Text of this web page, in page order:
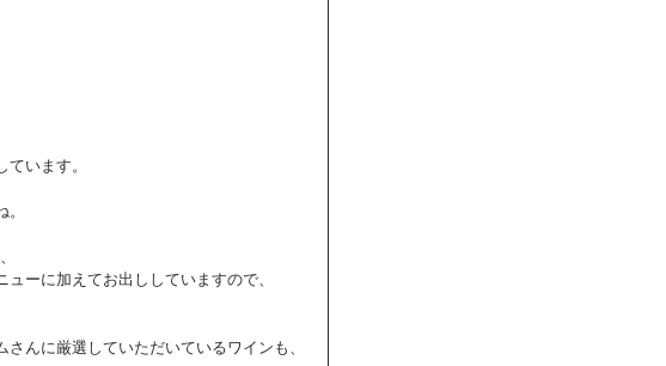
います。
ーに加えてお出ししていますので、
んに厳選していただいているワインも、